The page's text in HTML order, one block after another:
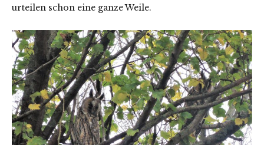
urteilen schon eine ganze Weile.